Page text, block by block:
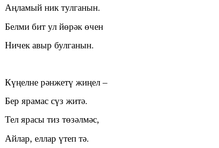
Аңламый ник тулганын.
Белми бит ул йөрәк өчен
Ничек авыр булганын.
Күңелне рәнжетү жиңел–
Бер ярамас сүз житә.
Тел ярасы тиз төзәлмәс,
Айлар, еллар үтеп тә.